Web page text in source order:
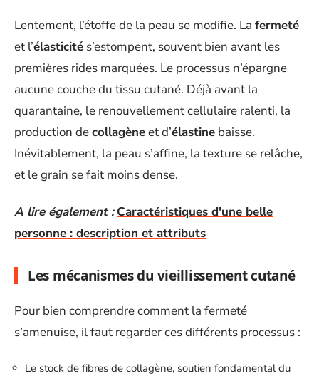
Lentement, l’étoffe de la peau se modifie. La fermeté
et l’élasticité s’estompent, souvent bien avant les
premières rides marquées. Le processus n’épargne
aucune couche du tissu cutané. Déjà avant la
quarantaine, le renouvellement cellulaire ralenti, la
production decollagèneet d’élastine baisse.
Inévitablement, la peau s’affine, la texture se relâche,
et le grain se fait moins dense.
A lire également : Caractéristiques d'une belle
personne : description et attributs
Les mécanismes du vieillissement cutané
Pour bien comprendre comment la fermeté
s’amenuise, il faut regarder ces différents processus :
Le stock de fibres de collagène, soutien fondamental du